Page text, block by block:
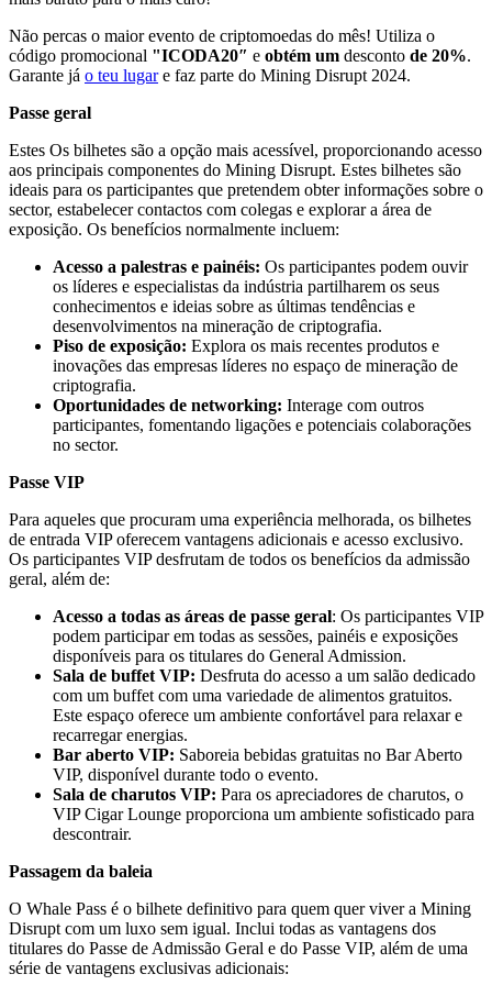
Não percas o maior evento de criptomoedas do mês! Utiliza o
código promocional "ICODA20″ e obtém um desconto de 20%.
Garante já o teu lugare faz parte do Mining Disrupt 2024.
Passe geral
Estes Os bilhetes são a opção mais acessível, proporcionando acesso
aos principais componentes do Mining Disrupt. Estes bilhetes são
ideais para os participantes que pretendem obter informações sobre o
sector, estabelecer contactos com colegas e explorar a área de
exposição. Os benefícios normalmente incluem:
Acesso a palestras e painéis: Os participantes podem ouvir
os líderes e especialistas da indústria partilharem os seus
conhecimentos e ideias sobre as últimas tendências e
desenvolvimentos na mineração de criptografia.
Piso de exposição: Explora os mais recentes produtos e
inovações das empresas líderes no espaço de mineração de
criptografia.
Oportunidades de networking: Interage com outros
participantes, fomentando ligações e potenciais colaborações
no sector.
Passe VIP
Para aqueles que procuram uma experiência melhorada, os bilhetes
de entrada VIP oferecem vantagens adicionais e acesso exclusivo.
Os participantes VIP desfrutam de todos os benefícios da admissão
geral, além de:
Acesso a todas as áreas de passe geral: Os participantes VIP
podem participar em todas as sessões, painéis e exposições
disponíveis para os titulares do General Admission.
Sala de buffet VIP: Desfruta do acesso a um salão dedicado
com um buffet com uma variedade de alimentos gratuitos.
Este espaço oferece um ambiente confortável para relaxar e
recarregar energias.
Bar aberto VIP: Saboreia bebidas gratuitas no Bar Aberto
VIP, disponível durante todo o evento.
Sala de charutos VIP: Para os apreciadores de charutos, o
VIP Cigar Lounge proporciona um ambiente sofisticado para
descontrair.
Passagem da baleia
O Whale Pass é o bilhete definitivo para quem quer viver a Mining
Disrupt com um luxo sem igual. Inclui todas as vantagens dos
titulares do Passe de Admissão Geral e do Passe VIP, além de uma
série de vantagens exclusivas adicionais: